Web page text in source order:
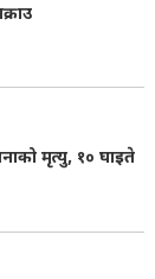
मृत्यु, १० घाइते